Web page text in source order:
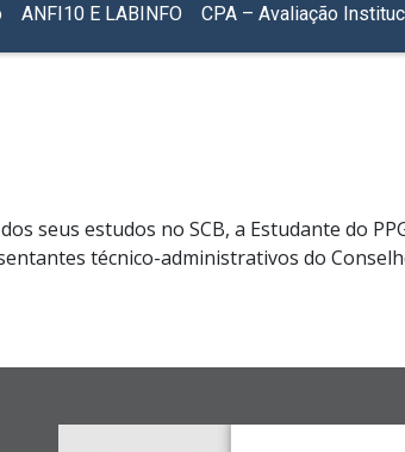
ANFI10 E LABINFO CPA – Avaliação
seus estudos no SCB, a Estudante do
técnico-administrativos do